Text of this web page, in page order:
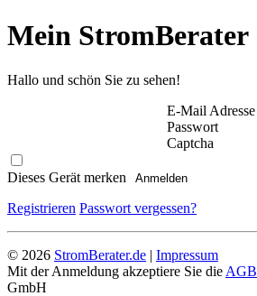
Mein StromBerater
Hallo und schön Sie zu sehen!
E-Mail Adresse
Passwort
Captcha
Dieses Gerät merken Anmelden
Registrieren Passwort vergessen?
© 2026 StromBerater.de | Impressum
Mit der Anmeldung akzeptiere Sie die AGB
GmbH